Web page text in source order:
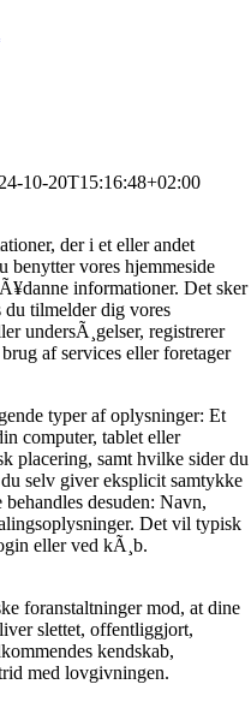
10-20T15:16:48+02:00
der i et eller andet
benytter vores hjemmeside
informationer. Det sker
tilmelder dig vores
undersÃ¸gelser, registrerer
af services eller foretager
typer af oplysninger: Et
computer, tablet eller
placering, samt hvilke sider du
selv giver eksplicit samtykke
desuden: Navn,
Det vil typisk
eller ved kÃ¸b.
foranstaltninger mod, at dine
slettet, offentliggjort,
kendskab,
med lovgivningen.